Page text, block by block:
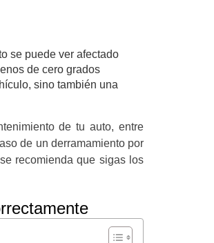
se puede ver afectado
de cero grados
sino también una
de tu auto, entre
de un derramamiento por
recomienda que sigas los